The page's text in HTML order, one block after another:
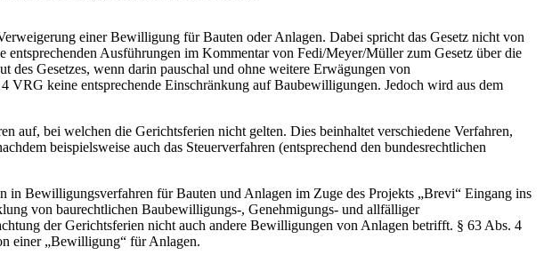
einer Bewilligung für Bauten oder Anlagen. Dabei spricht das Gesetz nicht von
Ausführungen im Kommentar von Fedi/Meyer/Müller zum Gesetz über die
Gesetzes, wenn darin pauschal und ohne weitere Erwägungen von
keine entsprechende Einschränkung auf Baubewilligungen. Jedoch wird aus dem
auf, bei welchen die Gerichtsferien nicht gelten. Dies beinhaltet verschiedene Verfahren,
beispielsweise auch das Steuerverfahren (entsprechend den bundesrechtlichen
in Bewilligungsverfahren für Bauten und Anlagen im Zuge des Projekts „Brevi“ Eingang ins
von baurechtlichen Baubewilligungs-, Genehmigungs- und allfälliger
der Gerichtsferien nicht auch andere Bewilligungen von Anlagen betrifft. § 63 Abs. 4
einer „Bewilligung“ für Anlagen.